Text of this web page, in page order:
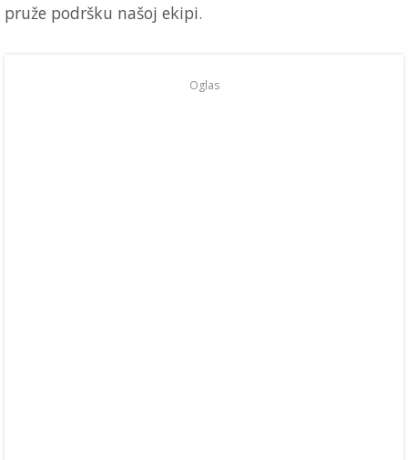
pruže podršku našoj ekipi.
Oglas